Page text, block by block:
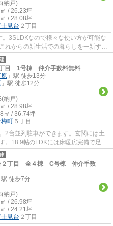
納戸)
/ 26.23坪
/ 28.08坪
見台 ２丁目
3SLDKなので様々な使い方が可能な
れからの新生活での暮らしを一新する
うか。不...
目 1号棟 仲介手数料無料
」駅 徒歩13分
」駅 徒歩12分
納戸)
/ 28.98坪
㎡ / 36.74坪
町 ５丁目
2台並列駐車ができます。玄関には土
。18.9帖のLDKには床暖房完備で足元
機等、設...
２丁目 全４棟 C号棟 仲介手数
駅 徒歩7分
納戸)
/ 26.98坪
/ 24.21坪
見台 ２丁目